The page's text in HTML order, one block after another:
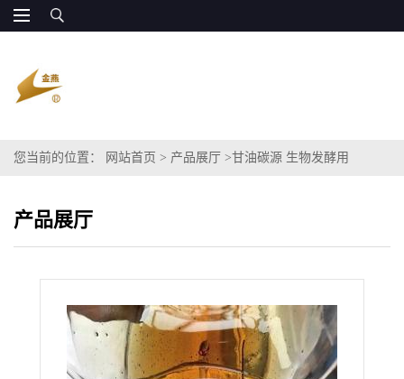
您当前的位置： 网站首页 > 产品展厅 >甘油碳源 生物发酵用
产品展厅